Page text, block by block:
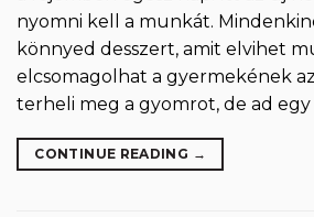
nyomni kell a munkát.
könnyed desszert, amit elvihet
elcsomagolhat a gyermekének
terheli meg a gyomrot, de ad
CONTINUE READING →